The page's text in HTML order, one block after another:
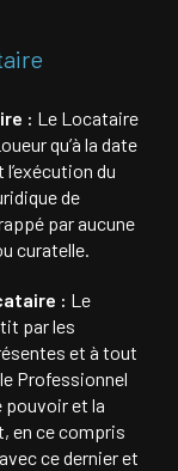
: Le Locataire
qu’à la date
du
de
par aucune
curatelle.
: Le
par les
et à tout
Professionnel
pouvoir et la
en ce compris
ce dernier et